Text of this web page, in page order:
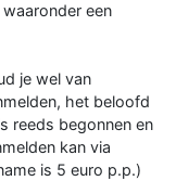
een
je wel van
het beloofd
reeds begonnen en
kan via
is 5 euro p.p.)